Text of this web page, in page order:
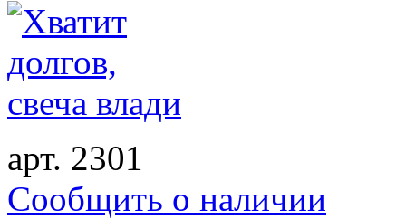
арт. 2301
Cообщить о наличии